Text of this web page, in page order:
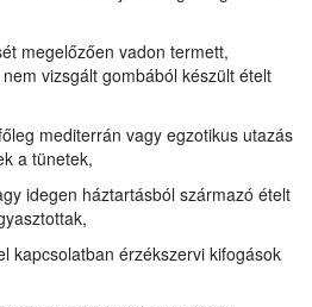
megelőzően vadon termett,
vizsgált gombából készült ételt
mediterrán vagy egzotikus utazás
a tünetek,
idegen háztartásból származó ételt
kapcsolatban érzékszervi kifogások